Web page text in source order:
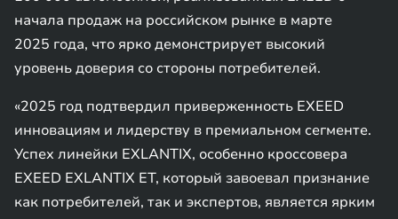
начала продаж на российском рынке в марте
2025 года, что ярко демонстрирует высокий
уровень доверия со стороны потребителей.
«2025 год подтвердил приверженность EXEED
инновациям и лидерству в премиальном сегменте.
Успех линейки EXLANTIX, особенно кроссовера
EXEED EXLANTIX ET, который завоевал признание
как потребителей, так и экспертов, является ярким